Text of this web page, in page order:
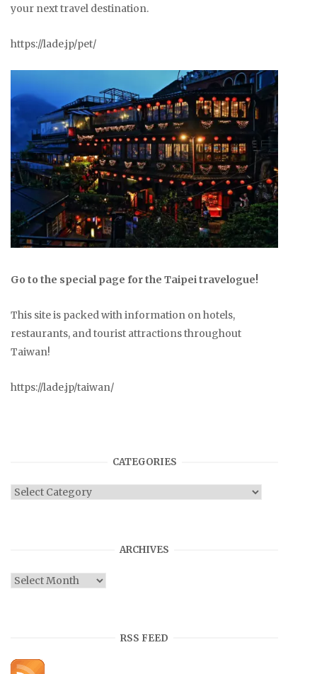
your next travel destination.
https://lade.jp/pet/
Go to the special page for the Taipei travelogue!
This site is packed with information on hotels,
restaurants, and tourist attractions throughout
Taiwan!
https://lade.jp/taiwan/
CATEGORIES
Categories
ARCHIVES
Archives
RSS FEED